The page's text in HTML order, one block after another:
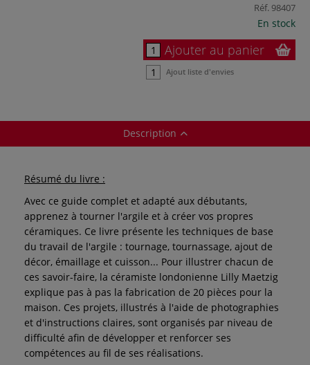
Réf. 98407
En stock
Ajouter au panier
Ajout liste d'envies
Description
Résumé du livre :
Avec ce guide complet et adapté aux débutants,
apprenez à tourner l'argile et à créer vos propres
céramiques. Ce livre présente les techniques de base
du travail de l'argile : tournage, tournassage, ajout de
décor, émaillage et cuisson... Pour illustrer chacun de
ces savoir-faire, la céramiste londonienne Lilly Maetzig
explique pas à pas la fabrication de 20 pièces pour la
maison. Ces projets, illustrés à l'aide de photographies
et d'instructions claires, sont organisés par niveau de
difficulté afin de développer et renforcer ses
compétences au fil de ses réalisations.